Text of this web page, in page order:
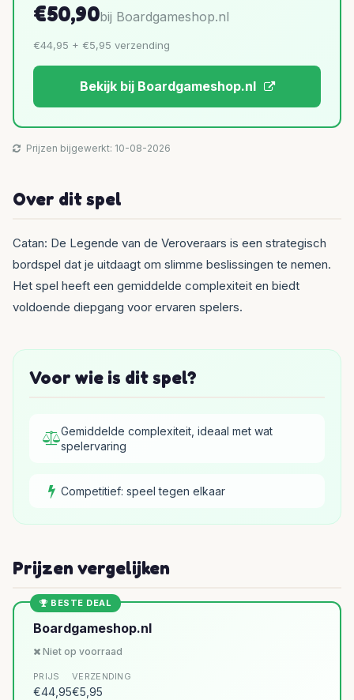
€50,90bij Boardgameshop.nl
€44,95 + €5,95 verzending
Bekijk bij Boardgameshop.nl
Prijzen bijgewerkt: 10-08-2026
Over dit spel
Catan: De Legende van de Veroveraars is een strategisch
bordspel dat je uitdaagt om slimme beslissingen te nemen.
Het spel heeft een gemiddelde complexiteit en biedt
voldoende diepgang voor ervaren spelers.
Voor wie is dit spel?
Gemiddelde complexiteit, ideaal met wat
spelervaring
Competitief: speel tegen elkaar
Prijzen vergelijken
BESTE DEAL
Boardgameshop.nl
Niet op voorraad
PRIJS
€44,95
VERZENDING
€5,95